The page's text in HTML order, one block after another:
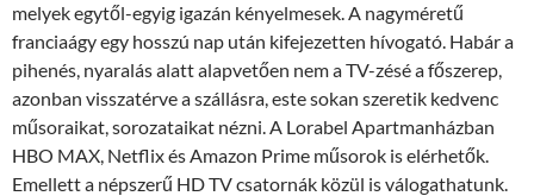
melyek egytől-egyig igazán kényelmesek. A nagyméretű
franciaágy egy hosszú nap után kifejezetten hívogató. Habár a
pihenés, nyaralás alatt alapvetően nem a TV-zésé a főszerep,
azonban visszatérve a szállásra, este sokan szeretik kedvenc
műsoraikat, sorozataikat nézni. A Lorabel Apartmanházban
HBO MAX, Netflix és Amazon Prime műsorok is elérhetők.
Emellett a népszerű HD TV csatornák közül is válogathatunk.